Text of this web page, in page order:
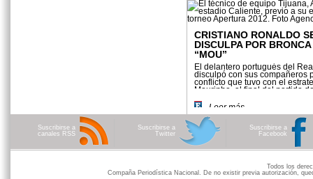
CRISTIANO RONALDO
DISCULPA POR
“MOU”
El delantero portugués del
disculpó con sus compañeros
conflicto que tuvo con el
Mourinho, al final del partido
Leer más
Suscribirse a
canales RSS
Suscribirse a
Twitter
Suscribirse a
Facebook
Todos los
Compaña Periodística Nacional. De no existir previa autorización,